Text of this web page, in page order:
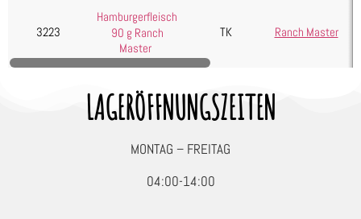
3223
Hamburgerfleisch
90 g Ranch
Master
TK Ranch Master
LAGERÖFFNUNGSZEITEN
MONTAG – FREITAG
04:00-14:00